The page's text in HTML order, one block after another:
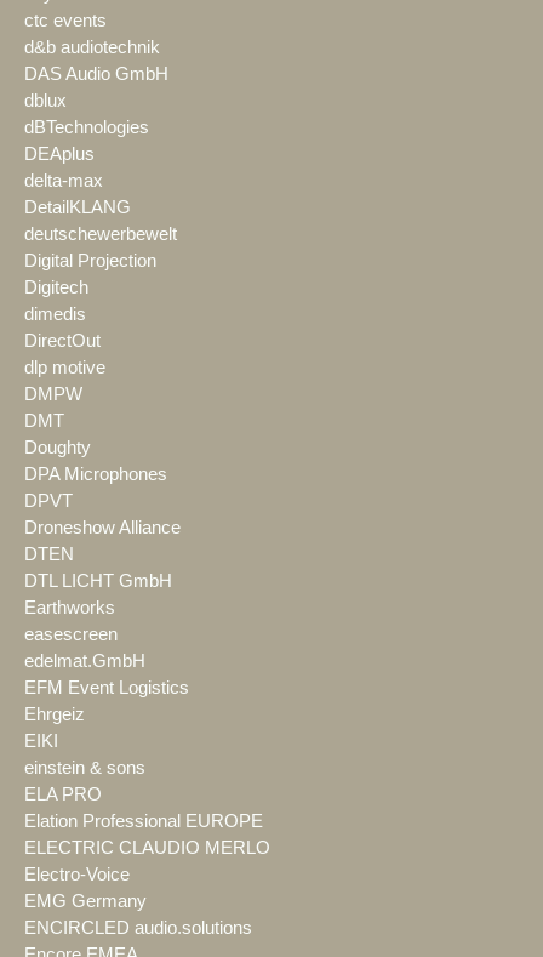
ctc events
d&b audiotechnik
DAS Audio GmbH
dblux
dBTechnologies
DEAplus
delta-max
DetailKLANG
deutschewerbewelt
Digital Projection
Digitech
dimedis
DirectOut
dlp motive
DMPW
DMT
Doughty
DPA Microphones
DPVT
Droneshow Alliance
DTEN
DTL LICHT GmbH
Earthworks
easescreen
edelmat.GmbH
EFM Event Logistics
Ehrgeiz
EIKI
einstein & sons
ELA PRO
Elation Professional EUROPE
ELECTRIC CLAUDIO MERLO
Electro-Voice
EMG Germany
ENCIRCLED audio.solutions